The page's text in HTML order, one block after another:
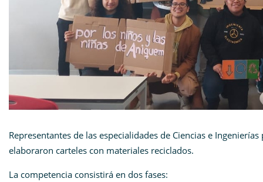
Representantes de las especialidades de Ciencias e
elaboraron carteles con materiales reciclados.
La competencia consistirá en dos fases: